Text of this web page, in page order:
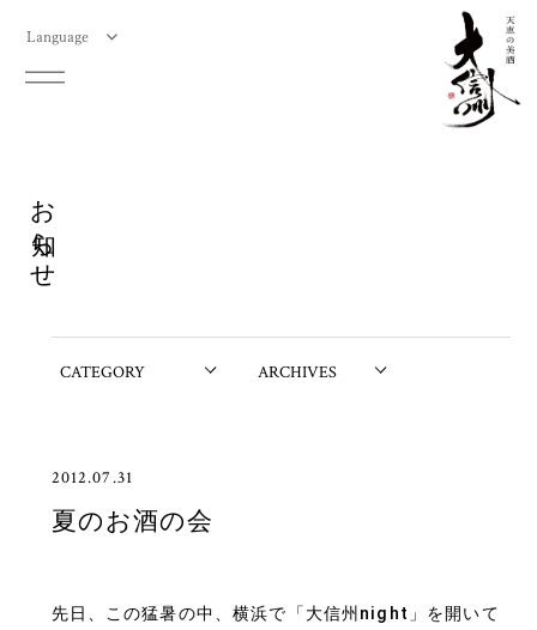
Language
お知らせ
2012.07.31
夏のお酒の会
先日、この猛暑の中、横浜で「大信州night」を開いて